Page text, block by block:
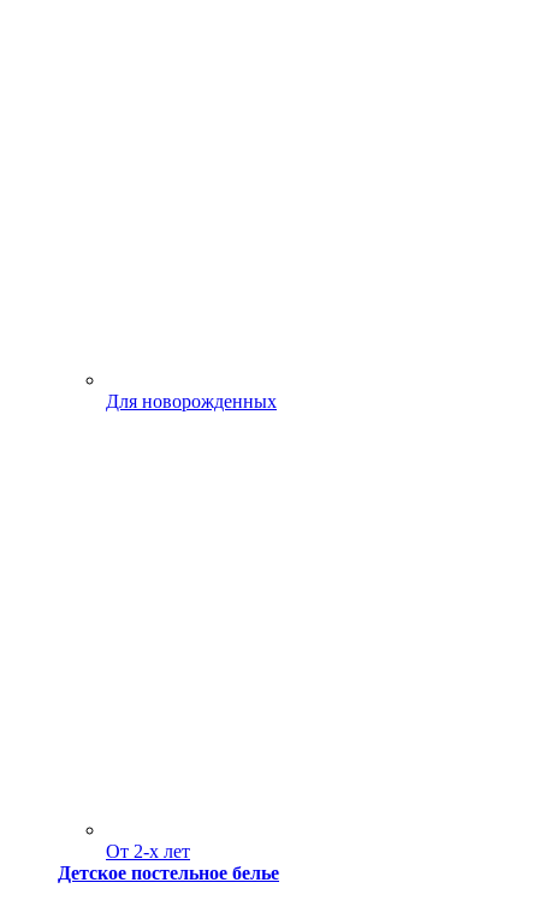
Для новорожденных
От 2-х лет
Детское постельное белье